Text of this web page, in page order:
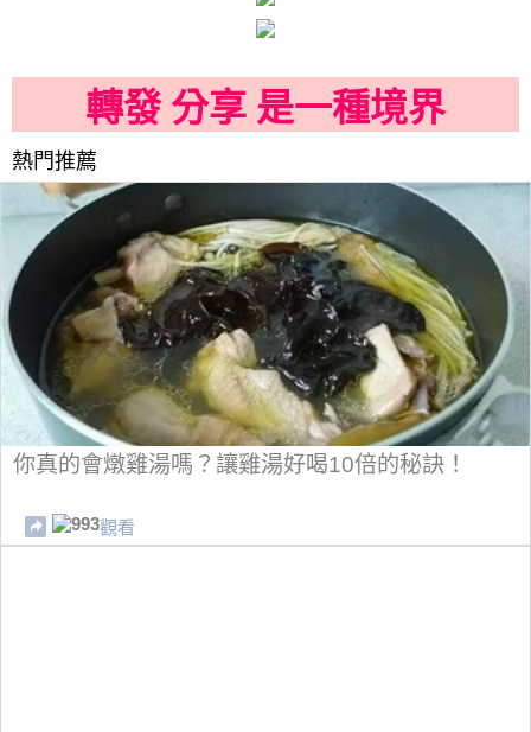
轉發 分享 是一種境界
熱門推薦
你真的會燉雞湯嗎？讓雞湯好喝10倍的秘訣！
993觀看